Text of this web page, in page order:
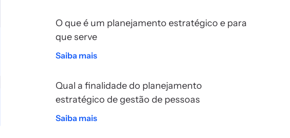
O que é um planejamento estratégico e para
que serve
Saiba mais
Qual a finalidade do planejamento
estratégico de gestão de pessoas
Saiba mais